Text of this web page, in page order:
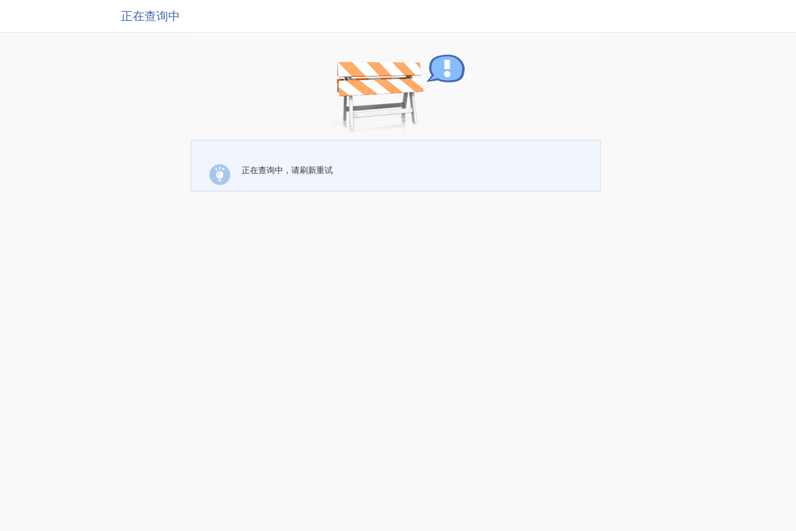
正在查询中
正在查询中，请刷新重试